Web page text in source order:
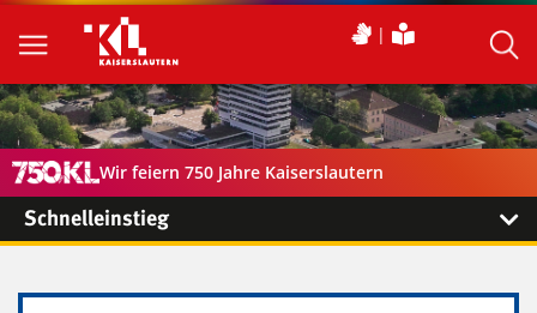
Wir feiern 750 Jahre Kaiserslautern
Schnelleinstieg